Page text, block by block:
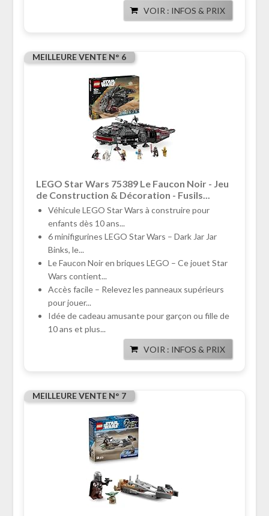
VOIR : INFOS & PRIX
MEILLEURE VENTE N° 6
LEGO Star Wars 75389 Le Faucon Noir - Jeu
de Construction & Décoration - Fusils...
Véhicule LEGO Star Wars à construire pour
enfants dès 10 ans...
6 minifigurines LEGO Star Wars – Dark Jar Jar
Binks, le...
Le Faucon Noir en briques LEGO – Ce jouet Star
Wars contient...
Accès facile – Relevez les panneaux supérieurs
pour jouer...
Idée de cadeau amusante pour garçon ou fille de
10 ans et plus...
VOIR : INFOS & PRIX
MEILLEURE VENTE N° 7